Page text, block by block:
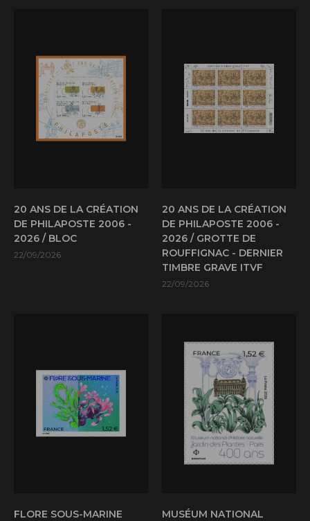
20 ANS DE LA CRÉATION
DE PHILAPOSTE 2006 -
2026 / BLOC
22/09/2026
20 ANS DE LA CRÉATION
DE PHILAPOSTE 2006 -
2026 / GROTTE DE
ROUFFIGNAC - DERNIER
TIMBRE GRAVE ITVF
22/09/2026
FLORE SOUS-MARINE
MUSÉUM NATIONAL